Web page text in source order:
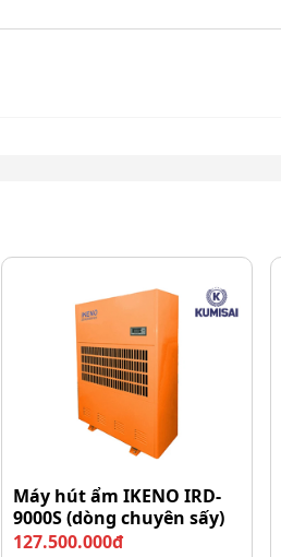
Máy hút ẩm IKENO IRD-
9000S (dòng chuyên sấy)
127.500.000đ